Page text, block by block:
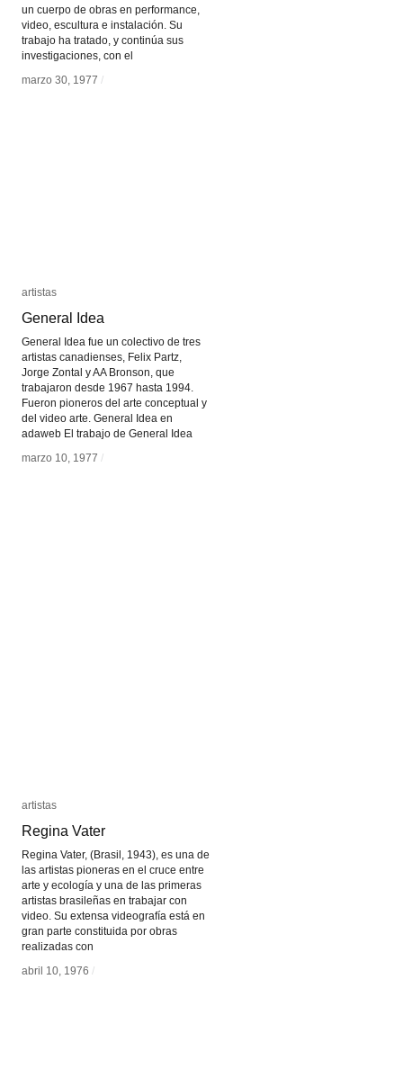
un cuerpo de obras en performance,
video, escultura e instalación. Su
trabajo ha tratado, y continúa sus
investigaciones, con el
marzo 30, 1977 /
marzo 30, 1977 /
artistas
General Idea
General Idea fue un colectivo de tres
artistas canadienses, Felix Partz,
Jorge Zontal y AA Bronson, que
trabajaron desde 1967 hasta 1994.
Fueron pioneros del arte conceptual y
del video arte. General Idea en
adaweb El trabajo de General Idea
marzo 10, 1977 /
artistas
General Idea
marzo 10, 1977 /
artistas
Regina Vater
Regina Vater, (Brasil, 1943), es una de
las artistas pioneras en el cruce entre
arte y ecología y una de las primeras
artistas brasileñas en trabajar con
video. Su extensa videografía está en
gran parte constituida por obras
realizadas con
abril 10, 1976 /
artistas
Regina Vater
abril 10, 1976 /